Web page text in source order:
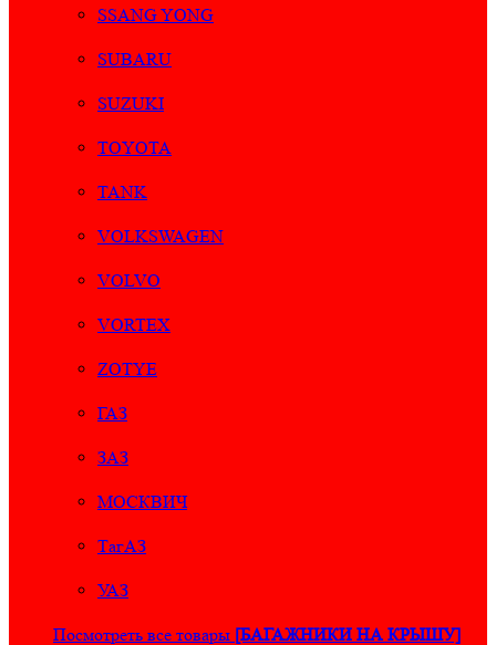
SSANG YONG
SUBARU
SUZUKI
TOYOTA
TANK
VOLKSWAGEN
VOLVO
VORTEX
ZOTYE
ГАЗ
ЗАЗ
МОСКВИЧ
ТагАЗ
УАЗ
Посмотреть все товары [БАГАЖНИКИ НА КРЫШУ]